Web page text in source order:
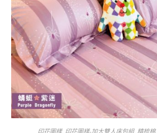
印花圖樣, 印花圖樣-加大雙人床包組, 精梳棉,